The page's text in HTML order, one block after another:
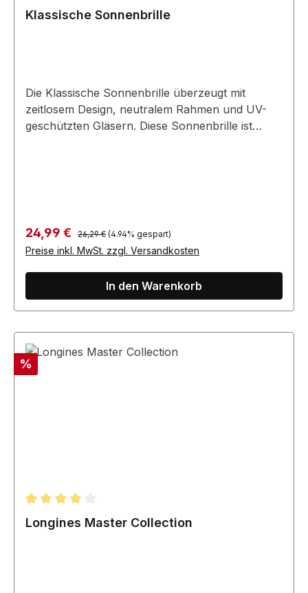
Durchschnittliche Bewertung von 4 von 5 Sternen
Klassische Sonnenbrille
Die Klassische Sonnenbrille überzeugt mit
zeitlosem Design, neutralem Rahmen und UV-
geschützten Gläsern. Diese Sonnenbrille ist
Verkaufspreis:
24,99 € Regulärer Preis:
26,29 € (4.94% gespart)
Preise inkl. MwSt. zzgl. Versandkosten
In den Warenkorb
Rabatt
%
Durchschnittliche Bewertung von 4 von 5 Sternen
Longines Master Collection